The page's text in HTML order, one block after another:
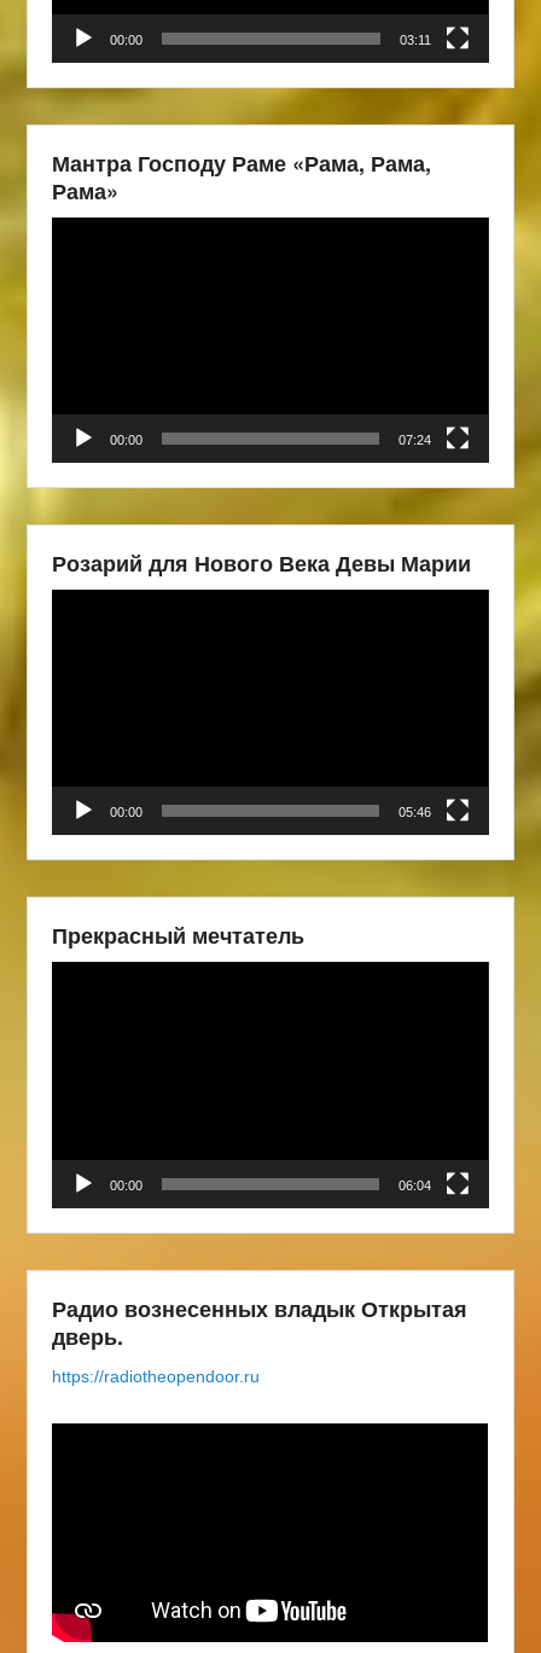
00:00 03:11
Мантра Господу Раме «Рама, Рама,
Рама»
00:00 07:24
Розарий для Нового Века Девы Марии
00:00 05:46
Прекрасный мечтатель
00:00 06:04
Радио вознесенных владык Открытая
дверь.
https://radiotheopendoor.ru